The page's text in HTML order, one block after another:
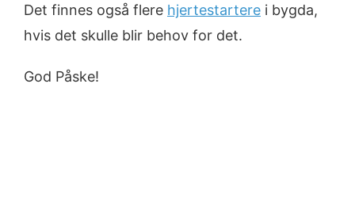
Det finnes også flere hjertestartere i bygda,
hvis det skulle blir behov for det.
God Påske!